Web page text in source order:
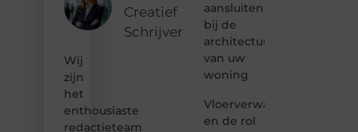
Creatief
Schrijver
Wij
zijn
het
enthousiaste
redactieteam
aansluiten
bij de
architectuur
van uw
woning
Vloerverwarming
en de rol